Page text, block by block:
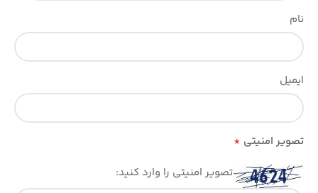
نام
ایمیل
تصویر امنیتی *
تصویر امنیتی را وارد کنید: